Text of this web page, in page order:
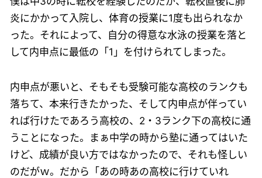
炎にかかって入院し、体育の授業に1度も出られなか
った。それによって、自分の得意な水泳の授業を落と
して内申点に最低の「1」を付けられてしまった。
内申点が悪いと、そもそも受験可能な高校のランクも
落ちて、本来行きたかった、そして内申点が伴ってい
れば行けたであろう高校の、2・3ランク下の高校に通
うことになった。まぁ中学の時から塾に通ってはいた
けど、成績が良い方ではなかったので、それも怪しい
のだがｗ。だから「あの時あの高校に行けていれ